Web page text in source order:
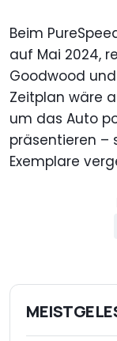
Beim
auf Mai 2024,
Goodwood
Zeitplan wäre
um das Auto
präsentieren –
Exemplare